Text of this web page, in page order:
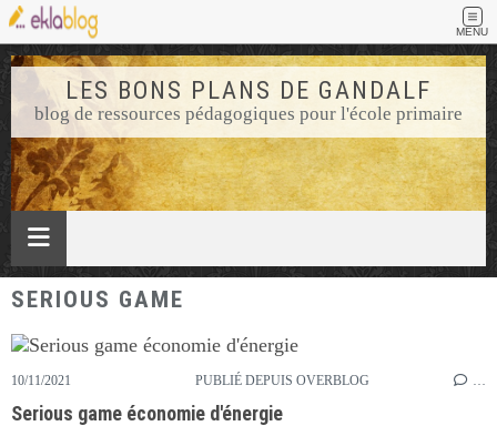
MENU
LES BONS PLANS DE GANDALF
blog de ressources pédagogiques pour l'école primaire
SERIOUS GAME
10/11/2021 PUBLIÉ DEPUIS OVERBLOG …
Serious game économie d'énergie